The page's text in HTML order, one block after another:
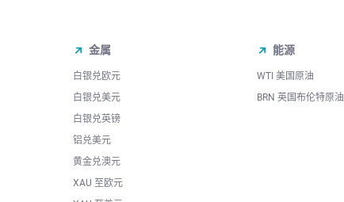
金属
白银兑欧元
白银兑美元
白银兑英镑
铝兑美元
黄金兑澳元
XAU 至欧元
能源
WTI 美国原油
BRN 英国布伦特原油